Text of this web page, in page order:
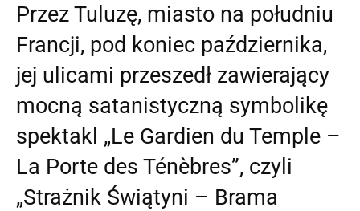
Przez Tuluzę, miasto na południu
Francji, pod koniec października,
jej ulicami przeszedł zawierający
mocną satanistyczną symbolikę
spektakl „Le Gardien du Temple –
La Porte des Ténèbres”, czyli
„Strażnik Świątyni – Brama